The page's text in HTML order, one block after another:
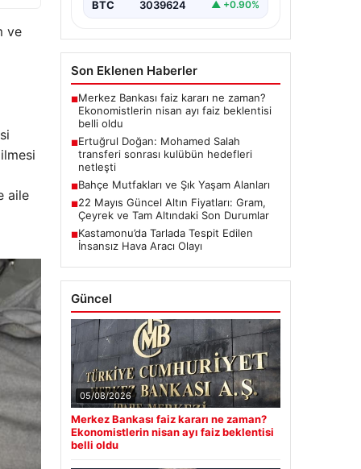
ve
aile
BTC 3039624 ▲ +0.90%
Son Eklenen Haberler
■Merkez Bankası faiz kararı ne zaman?
Ekonomistlerin nisan ayı faiz beklentisi
belli oldu
■Ertuğrul Doğan: Mohamed Salah
transferi sonrası kulübün hedefleri
netleşti
■Bahçe Mutfakları ve Şık Yaşam Alanları
■22 Mayıs Güncel Altın Fiyatları: Gram,
Çeyrek ve Tam Altındaki Son Durumlar
■Kastamonu’da Tarlada Tespit Edilen
İnsansız Hava Aracı Olayı
Güncel
05/08/2026
Merkez Bankası faiz kararı ne zaman?
Ekonomistlerin nisan ayı faiz beklentisi
belli oldu